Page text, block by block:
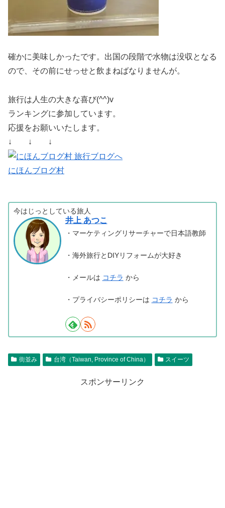
確かに美味しかったです。出国の段階で水物は没収となる
ので、その前にせっせと飲まねばなりませんが。
旅行は人生の大きな喜び(^^)v
ランキングに参加しています。
応援をお願いいたします。
↓ ↓ ↓
にほんブログ村
今はじっとしている旅人
井上 あつこ
・マーケティングリサーチャーで日本語教師
・海外旅行とDIYリフォームが大好き
・メールは コチラ から
・プライバシーポリシーは コチラ から
街並み 台湾（Taiwan, Province of China） スイーツ
スポンサーリンク